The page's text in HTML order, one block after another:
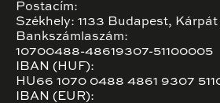
Postacím:
Székhely: 1133 Budapest, Kárpát
Bankszámlaszám:
10700488-48619307-51100005
IBAN (HUF):
HU66 1070 0488 4861 9307
IBAN (EUR):